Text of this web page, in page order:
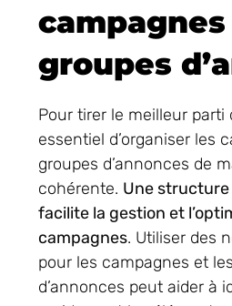
groupes
Pour tirer le meilleur
essentiel d’organiser les
groupes d’annonces de
cohérente. Une
facilite la gestion et
campagnes. Utiliser des
pour les campagnes et
d’annonces peut aider à